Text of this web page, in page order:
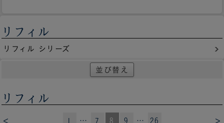
リフィル
リフィル シリーズ
並び替え
リフィル
< >
… 7 8 9 … 26